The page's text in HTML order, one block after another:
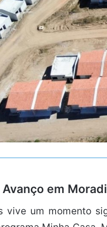
em
vive um momento